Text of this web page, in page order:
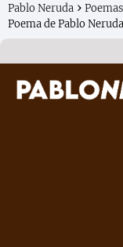
Pablo Neruda Poemas
Poema de Pablo Neruda